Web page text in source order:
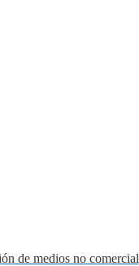
de medios no comercial